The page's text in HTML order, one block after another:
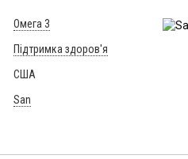
Омега 3
Підтримка здоров'я
США
San